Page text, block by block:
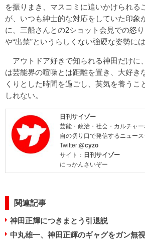
を振りまき、マスコミに追いかけられる
が、いつも紳士的な対応をしていた印象
に、三船さんとの2ショット会見での怒
や“出禁”というらしくない強硬な姿勢に
アウトドア好きで知られる神田だけに
は芸能界の喧噪とは距離を置き、大好き
くりとした時間を過ごし、英気を養うこ
しれない。
日刊サイゾー
芸能・政治・社会・カルチャ
自の切り口で発信するニュース
Twitter:@cyzo
サイト： 日刊サイゾー
にっかんさいぞー
関連記事
神田正輝につきまとう引退説
中丸雄一、神田正輝のギャグをガン無視